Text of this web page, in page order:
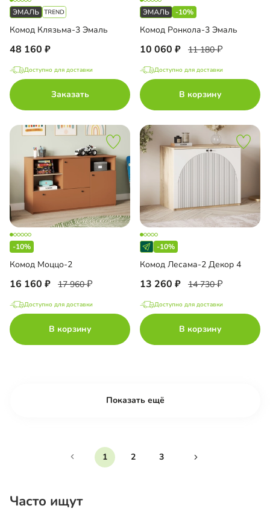
Комод Клязьма-3 Эмаль
48 160
Доступно для доставки
Заказать
-10%
Комод Ронкола-3 Эмаль
10 060 11 180
Доступно для доставки
В корзину
-10%
Комод Моццо-2
16 160 17 960
Доступно для доставки
В корзину
-10%
Комод Лесама-2 Декор 4
13 260 14 730
Доступно для доставки
В корзину
Показать ещё
1 2 3
Часто ищут